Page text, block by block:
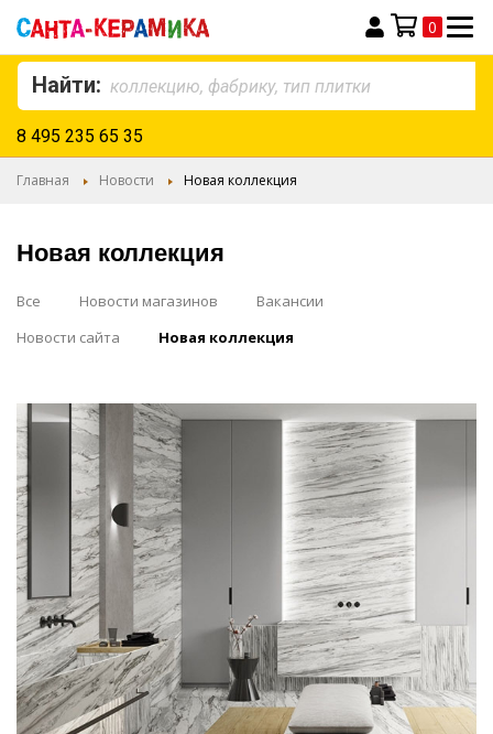
Моя корзина
0
Найти:
8 495 235 65 35
Главная Новости Новая коллекция
Новая коллекция
Все Новости магазинов
Вакансии
Новости сайта
Новая коллекция